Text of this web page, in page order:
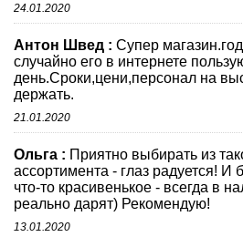
24.01.2020
Антон Швед : Супер
случайно его в интернете
день.Сроки,цени,персонал на
держать.
21.01.2020
Ольга : Приятно выбирать из
ассортимента - глаз радуется!
что-то красивенькое - всегда в
реально дарят) Рекомендую!
13.01.2020